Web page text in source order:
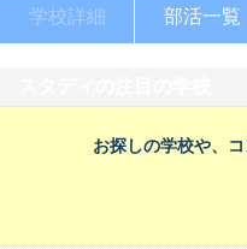
学校詳細 部活一覧
お探しの学校や、